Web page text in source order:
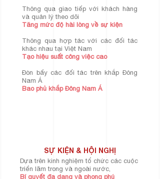
Thông qua giao tiếp với khách hàng
và quản lý theo dõi
Tăng mức độ hài lòng về sự kiện
Thông qua hợp tác với các đối tác
khác nhau tại Việt Nam
Tạo hiệu suất công việc cao
Đòn bẩy các đối tác trên khắp Đông
Nam Á
Bao phủ khắp Đông Nam Á
Dựa trên kinh nghiệm tổ chức các cuộc
triển lãm trong và ngoài nước,
Bí quyết đa dạng và phong phú
SỰ KIỆN & HỘI NGHỊ